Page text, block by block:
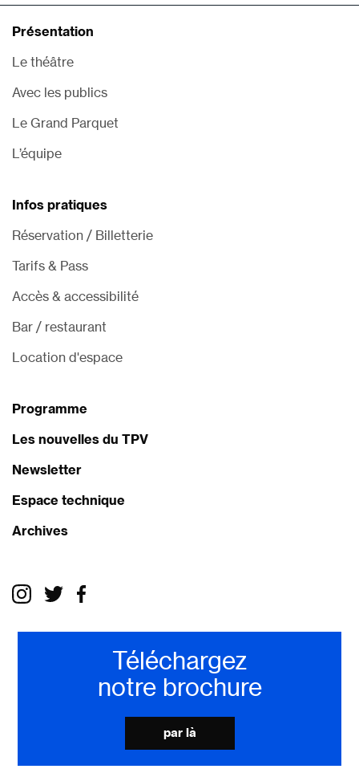
Présentation
Le théâtre
Avec les publics
Le Grand Parquet
L’équipe
Infos pratiques
Réservation / Billetterie
Tarifs & Pass
Accès & accessibilité
Bar / restaurant
Location d'espace
Programme
Les nouvelles du TPV
Newsletter
Espace technique
Archives
Téléchargez
notre brochure
par là